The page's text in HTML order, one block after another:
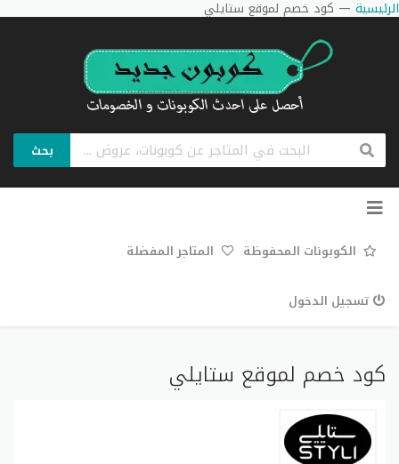
الرئيسية — كود خصم لموقع ستايلي
بحث
تخطي
الكوبونات المحفوظة المتاجر المفضلة
تسجيل الدخول
كود خصم لموقع ستايلي